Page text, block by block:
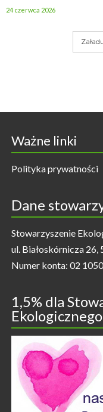
24 czerwca 2026
Ważne linki
Polityka prywatności
Dane
Stowarzyszenie
ul. Białoskórnicza 26,
Numer konta: 02
1,5% dla